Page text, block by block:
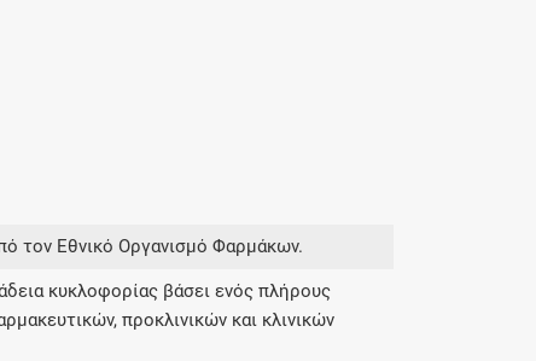
τον Εθνικό Οργανισμό Φαρμάκων.
κυκλοφορίας βάσει ενός πλήρους
προκλινικών και κλινικών